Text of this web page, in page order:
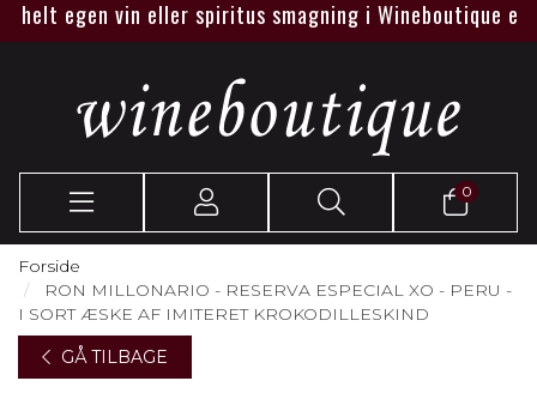
egen vin eller spiritus smagning i Wineboutique eller
0
Forside
RON MILLONARIO - RESERVA ESPECIAL XO - PERU -
I SORT ÆSKE AF IMITERET KROKODILLESKIND
GÅ TILBAGE